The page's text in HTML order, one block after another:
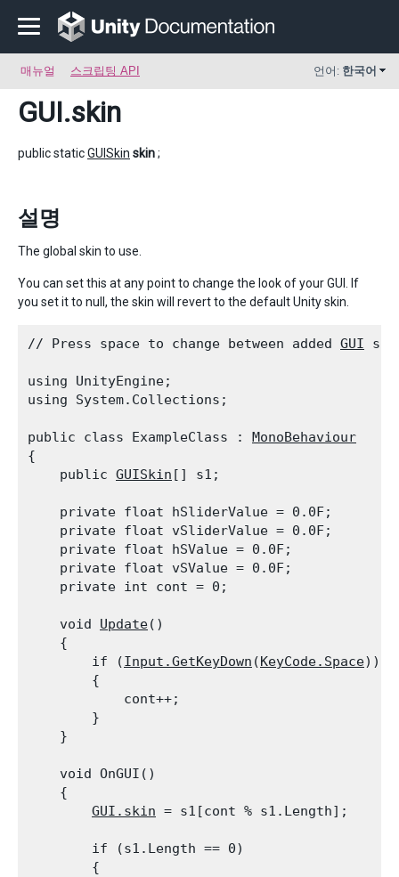
매뉴얼 스크립팅 API 언어: 한국어
GUI.skin
public staticGUISkin skin;
설명
The global skin to use.
You can set this at any point to change the look of your GUI. If
you set it to null, the skin will revert to the default Unity skin.
// Press space to change between added GUI
using UnityEngine;
using System.Collections;
public class ExampleClass : MonoBehaviour
{
    public
GUISkin [] s1;
    private float hSliderValue = 0.0F;
    private float vSliderValue = 0.0F;
    private float hSValue = 0.0F;
    private float vSValue = 0.0F;
    private int cont = 0;
    void
Update()
    {
        if (
Input.GetKeyDown (KeyCode.Space))
        {
            cont++;
        }
    }
    void OnGUI()
    {
GUI.skin = s1[cont % s1.Length];
        if (s1.Length == 0)
        {